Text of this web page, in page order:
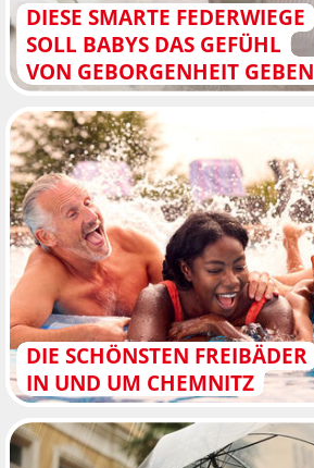
DIESE SMARTE FEDERWIEGE
SOLL BABYS DAS GEFÜHL
VON GEBORGENHEIT GEBEN
DIE SCHÖNSTEN FREIBÄDER
IN UND UM CHEMNITZ